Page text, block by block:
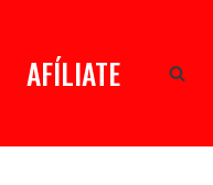
AFÍLIATE